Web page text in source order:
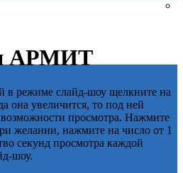
АРМИТ
в режиме слайд-шоу щелкните на
она увеличится, то под ней
просмотра. Нажмите
желании, нажмите на число от 1
секунд просмотра каждой
шоу.